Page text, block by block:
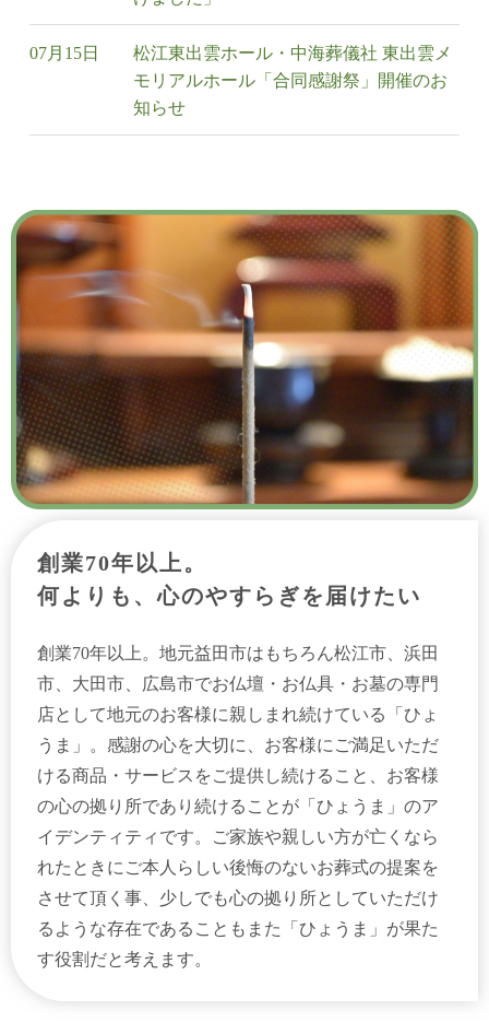
07月15日
松江東出雲ホール・中海葬儀社 東出雲メ
モリアルホール「合同感謝祭」開催のお
知らせ
創業70年以上。
何よりも、心のやすらぎを届けたい
創業70年以上。地元益田市はもちろん松江市、浜田
市、大田市、広島市でお仏壇・お仏具・お墓の専門
店として地元のお客様に親しまれ続けている「ひょ
うま」。感謝の心を大切に、お客様にご満足いただ
ける商品・サービスをご提供し続けること、お客様
の心の拠り所であり続けることが「ひょうま」のア
イデンティティです。ご家族や親しい方が亡くなら
れたときにご本人らしい後悔のないお葬式の提案を
させて頂く事、少しでも心の拠り所としていただけ
るような存在であることもまた「ひょうま」が果た
す役割だと考えます。